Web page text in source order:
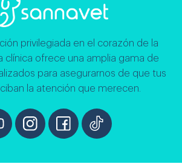
privilegiada en el corazón de la
clínica ofrece una amplia gama de
para asegurarnos de que tus
la atención que merecen.